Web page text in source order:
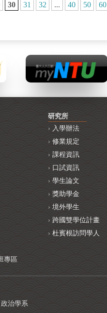
30 31 32 ... 40 50 60
專區
研究所
入學辦法
修業規定
課程資訊
口試資訊
學生論文
獎助學金
境外學生
跨國雙學位計畫
杜賓根訪問學人
治學系